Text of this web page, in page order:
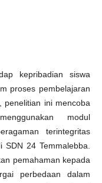
kepribadian siswa
proses pembelajaran
penelitian ini mencoba
modul
terintegritas
24 Temmalebba.
pemahaman kepada
perbedaan dalam